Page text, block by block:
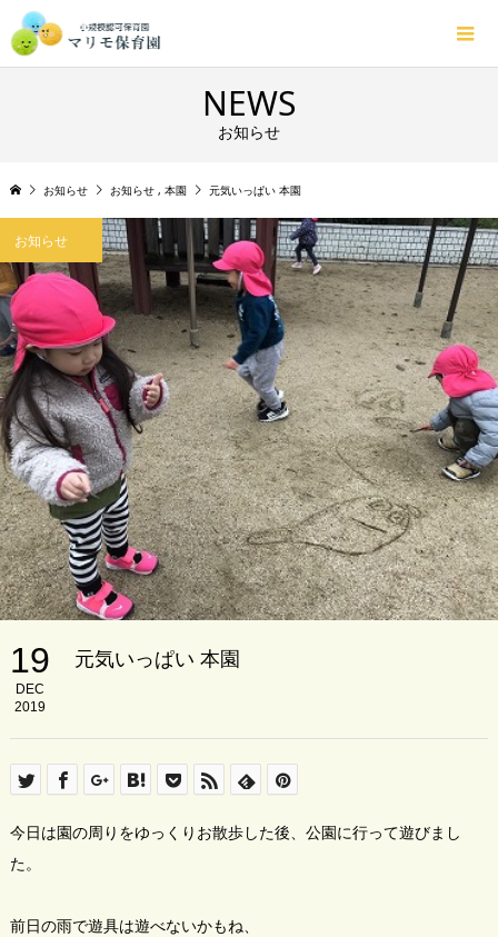
NEWS
お知らせ
お知らせ お知らせ , 本園 元気いっぱい 本園
お知らせ
19
DEC
2019
元気いっぱい 本園
今日は園の周りをゆっくりお散歩した後、公園に行って遊びまし
た。
前日の雨で遊具は遊べないかもね、